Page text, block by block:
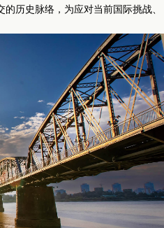
历史脉络，为应对当前国际挑战、